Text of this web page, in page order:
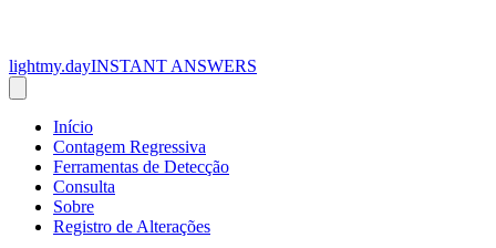
lightmy.dayINSTANT ANSWERS
Início
Contagem Regressiva
Ferramentas de Detecção
Consulta
Sobre
Registro de Alterações